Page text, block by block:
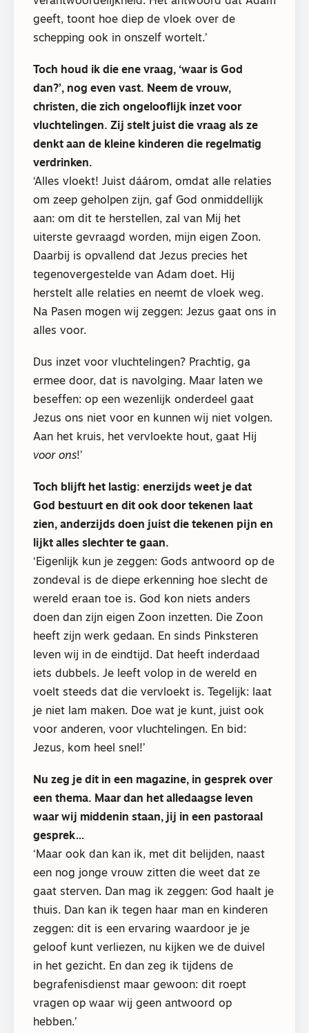
geeft, toont hoe diep de vloek over de
schepping ook in onszelf wortelt.’
Toch houd ik die ene vraag, ‘waar is God
dan?’, nog even vast. Neem de vrouw,
christen, die zich ongelooflijk inzet voor
vluchtelingen. Zij stelt juist die vraag als ze
denkt aan de kleine kinderen die regelmatig
verdrinken.
‘Alles vloekt! Juist dáárom, omdat alle relaties
om zeep geholpen zijn, gaf God onmiddellijk
aan: om dit te herstellen, zal van Mij het
uiterste gevraagd worden, mijn eigen Zoon.
Daarbij is opvallend dat Jezus precies het
tegenovergestelde van Adam doet. Hij
herstelt alle relaties en neemt de vloek weg.
Na Pasen mogen wij zeggen: Jezus gaat ons in
alles voor.
Dus inzet voor vluchtelingen? Prachtig, ga
ermee door, dat is navolging. Maar laten we
beseffen: op een wezenlijk onderdeel gaat
Jezus ons niet voor en kunnen wij niet volgen.
Aan het kruis, het vervloekte hout, gaat Hij
voor ons!’
Toch blijft het lastig: enerzijds weet je dat
God bestuurt en dit ook door tekenen laat
zien, anderzijds doen juist die tekenen pijn en
lijkt alles slechter te gaan.
‘Eigenlijk kun je zeggen: Gods antwoord op de
zondeval is de diepe erkenning hoe slecht de
wereld eraan toe is. God kon niets anders
doen dan zijn eigen Zoon inzetten. Die Zoon
heeft zijn werk gedaan. En sinds Pinksteren
leven wij in de eindtijd. Dat heeft inderdaad
iets dubbels. Je leeft volop in de wereld en
voelt steeds dat die vervloekt is. Tegelijk: laat
je niet lam maken. Doe wat je kunt, juist ook
voor anderen, voor vluchtelingen. En bid:
Jezus, kom heel snel!’
Nu zeg je dit in een magazine, in gesprek over
een thema. Maar dan het alledaagse leven
waar wij middenin staan, jij in een pastoraal
gesprek…
‘Maar ook dan kan ik, met dit belijden, naast
een nog jonge vrouw zitten die weet dat ze
gaat sterven. Dan mag ik zeggen: God haalt je
thuis. Dan kan ik tegen haar man en kinderen
zeggen: dit is een ervaring waardoor je je
geloof kunt verliezen, nu kijken we de duivel
in het gezicht. En dan zeg ik tijdens de
begrafenisdienst maar gewoon: dit roept
vragen op waar wij geen antwoord op
hebben.’